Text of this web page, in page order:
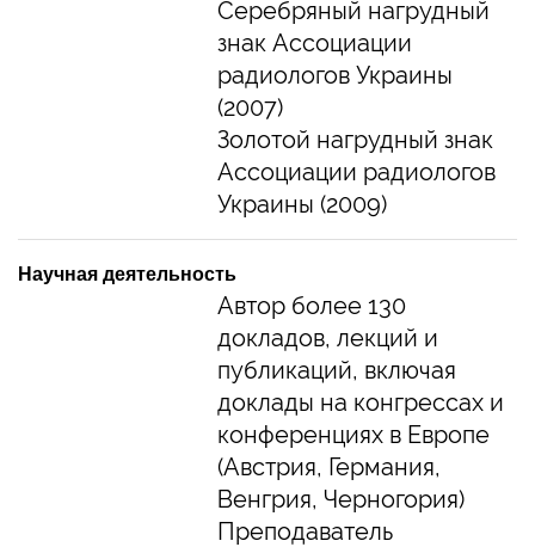
Серебряный нагрудный
знак Ассоциации
радиологов Украины
(2007)
Золотой нагрудный знак
Ассоциации радиологов
Украины (2009)
Научная деятельность
Автор более 130
докладов, лекций и
публикаций, включая
доклады на конгрессах и
конференциях в Европе
(Австрия, Германия,
Венгрия, Черногория)
Преподаватель